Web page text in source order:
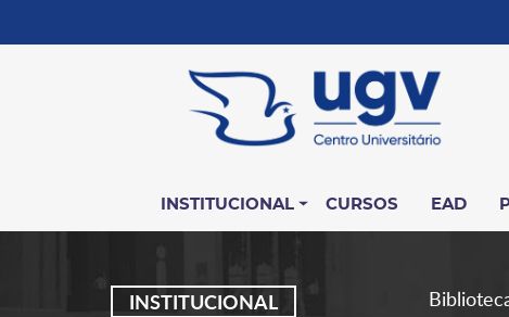
INSTITUCIONAL CURSOS EAD
INSTITUCIONAL